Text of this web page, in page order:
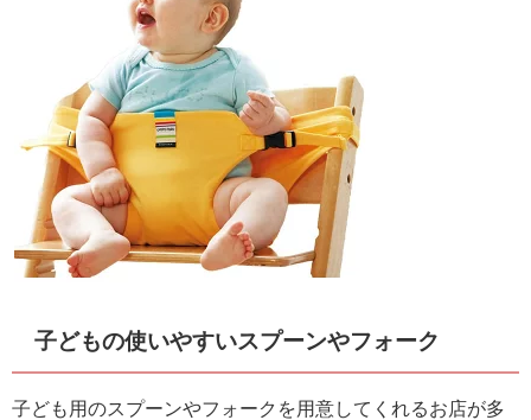
子どもの使いやすいスプーンやフォーク
子ども用のスプーンやフォークを用意してくれるお店が多